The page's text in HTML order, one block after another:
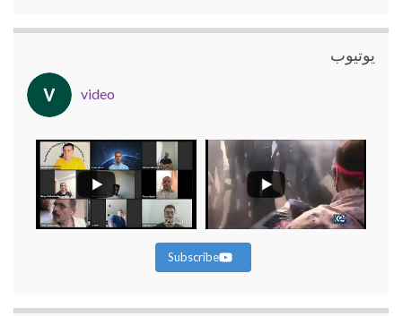
یوتیوب
video
Subscribe